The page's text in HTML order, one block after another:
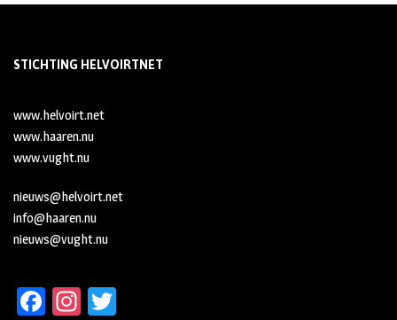
STICHTING HELVOIRTNET
www.helvoirt.net
www.haaren.nu
www.vught.nu
nieuws@helvoirt.net
info@haaren.nu
nieuws@vught.nu
Fa In